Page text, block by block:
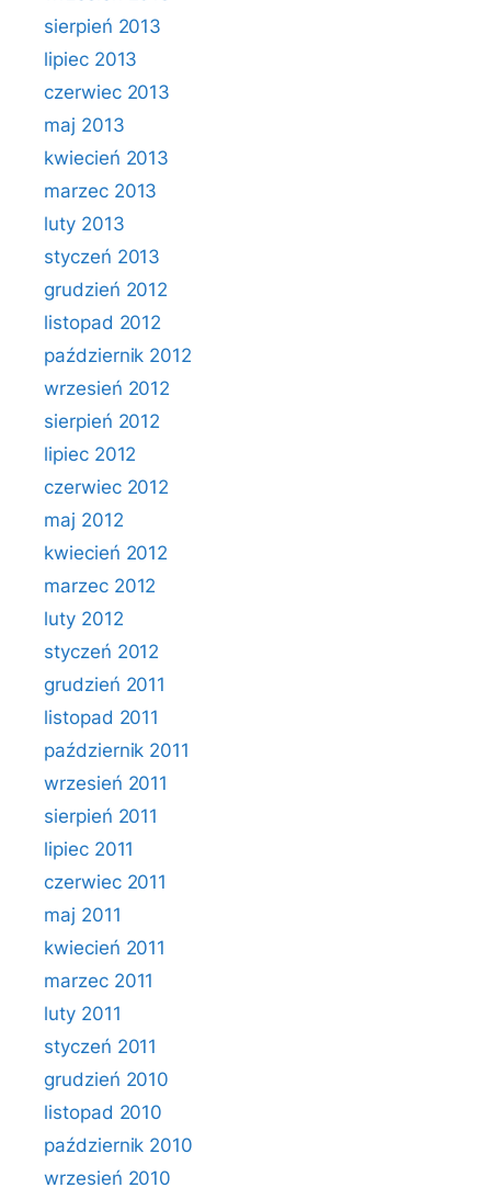
sierpień 2013
lipiec 2013
czerwiec 2013
maj 2013
kwiecień 2013
marzec 2013
luty 2013
styczeń 2013
grudzień 2012
listopad 2012
październik 2012
wrzesień 2012
sierpień 2012
lipiec 2012
czerwiec 2012
maj 2012
kwiecień 2012
marzec 2012
luty 2012
styczeń 2012
grudzień 2011
listopad 2011
październik 2011
wrzesień 2011
sierpień 2011
lipiec 2011
czerwiec 2011
maj 2011
kwiecień 2011
marzec 2011
luty 2011
styczeń 2011
grudzień 2010
listopad 2010
październik 2010
wrzesień 2010